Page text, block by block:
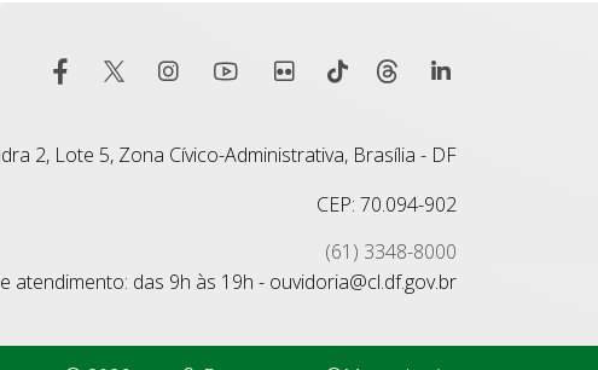
2, Lote 5, Zona Cívico-Administrativa, Brasília - DF
CEP: 70.094-902
(61) 3348-8000
atendimento: das 9h às 19h - ouvidoria@cl.df.gov.br